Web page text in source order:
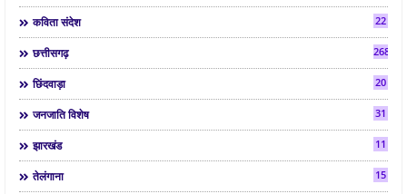
कविता संदेश 22
छत्तीसगढ़ 268
छिंदवाड़ा 20
जनजाति विशेष 31
झारखंड 11
तेलंगाना 15